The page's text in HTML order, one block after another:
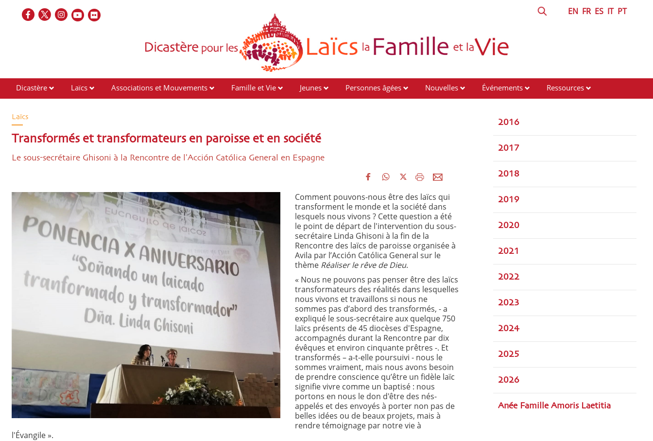
EN FR ES IT PT
Dicastère Laïcs Associations et Mouvements Famille et Vie Jeunes Personnes âgées Nouvelles Événements
Ressources
Laïcs
Transformés et transformateurs en paroisse et en société
Le sous-secrétaire Ghisoni à la Rencontre de l'Acción Católica General en Espagne
Comment pouvons-nous être des laïcs qui
transforment le monde et la société dans
lesquels nous vivons ? Cette question a été
le point de départ de l'intervention du sous-
secrétaire Linda Ghisoni à la fin de la
Rencontre des laïcs de paroisse organisée à
Avila par l’Acción Católica General sur le
thème Réaliser le rêve de Dieu.
« Nous ne pouvons pas penser être des laïcs
transformateurs des réalités dans lesquelles
nous vivons et travaillons si nous ne
sommes pas d’abord des transformés, - a
expliqué le sous-secrétaire aux quelque 750
laïcs présents de 45 diocèses d'Espagne,
accompagnés durant la Rencontre par dix
évêques et environ cinquante prêtres -. Et
transformés – a-t-elle poursuivi - nous le
sommes vraiment, mais nous avons besoin
de prendre conscience qu’être un fidèle laïc
signifie vivre comme un baptisé : nous
portons en nous le don d'être des nés-
appelés et des envoyés à porter non pas de
belles idées ou de beaux projets, mais à
rendre témoignage par notre vie à
l'Évangile ».
2016
2017
2018
2019
2020
2021
2022
2023
2024
2025
2026
Anée Famille Amoris Laetitia